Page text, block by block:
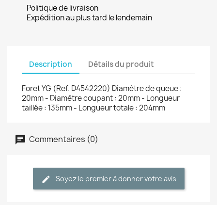
Politique de livraison
Expédition au plus tard le lendemain
Description Détails du produit
Foret YG (Ref. D4542220) Diamètre de queue :
20mm - Diamètre coupant : 20mm - Longueur
taillée : 135mm - Longueur totale : 204mm
Commentaires (0)
Soyez le premier à donner votre avis